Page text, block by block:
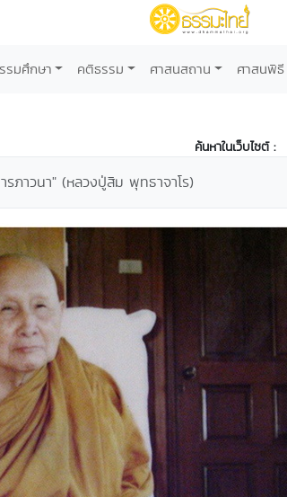
รมศึกษา คติธรรม ศาสนสถาน ศาสนพิธี
ค้นหาในเว็บไซต์ :
ภาวนา" (หลวงปู่สิม พุทธาจาโร)